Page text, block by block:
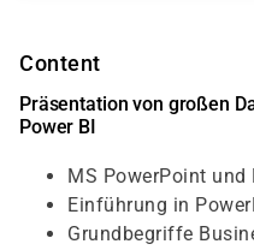
Content
Präsentation von großen
Power BI
MS PowerPoint und
Einführung in
Grundbegriffe